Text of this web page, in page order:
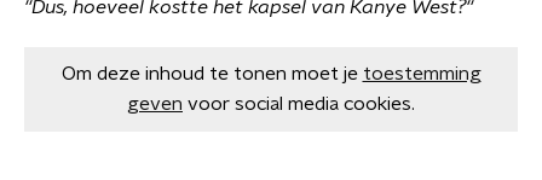
''Dus, hoeveel kostte het kapsel van Kanye West?''
Om deze inhoud te tonen moet je toestemming
geven voor social media cookies.